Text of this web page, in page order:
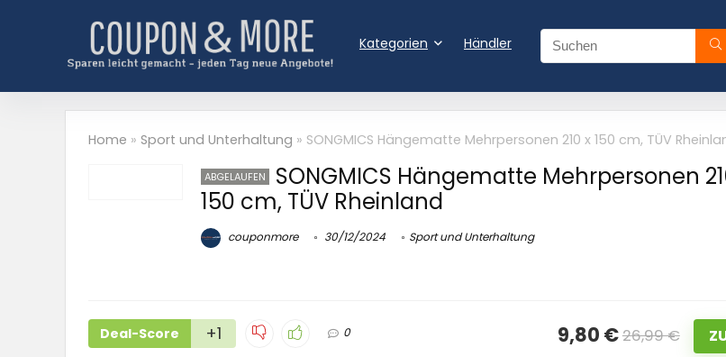
Kategorien Händler
Home » Sport und Unterhaltung » SONGMICS Hängematte Mehrpersonen 210 x 150 cm, TÜV
ABGELAUFEN
SONGMICS Hängematte Mehrpersonen
150 cm, TÜV Rheinland
couponmore 30/12/2024 Sport und Unterhaltung
Deal-Score +1 0 9,80 €26,99 €